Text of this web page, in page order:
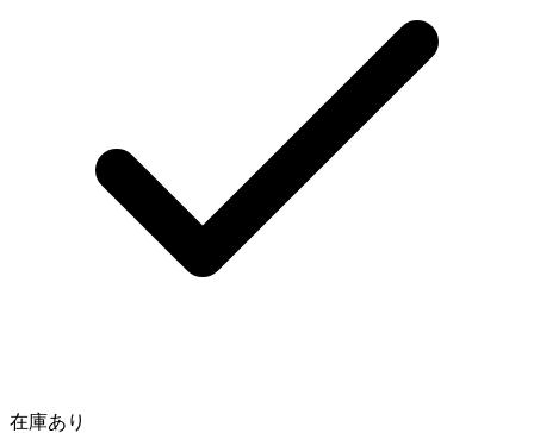
在庫あり